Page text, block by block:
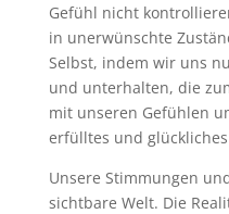
Gefühl nicht
in unerwünschte
Selbst, indem wir uns
und unterhalten, die
mit unseren Gefühlen
erfülltes und
Unsere Stimmungen
sichtbare Welt. Die